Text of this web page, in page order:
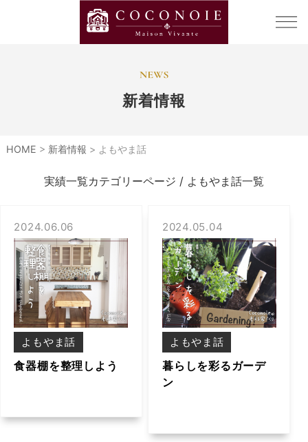
新着情報
HOME > 新着情報 > よもやま話
実績一覧カテゴリーページ / よもやま話一覧
2024.06.06
よもやま話
食器棚を整理しよう
2024.05.04
よもやま話
暮らしを彩るガーデ
ン